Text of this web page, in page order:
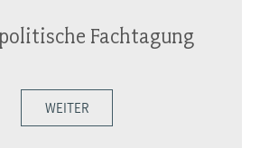
Fachtagung
WEITER